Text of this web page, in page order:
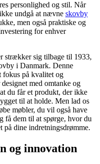
personlighed og stil. Når
undgå at nævne skovby
men også praktiske og
for enhver
strækker sig tilbage til 1933,
i Danmark. Denne
fokus på kvalitet og
med omtanke og
du får et produkt, der ikke
til at holde. Men lad os
møbler, du vil også have
få dem til at spørge, hvor du
dine indretningsdrømme.
og innovation